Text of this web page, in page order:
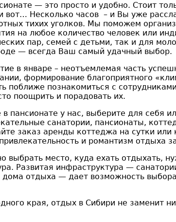
— это просто и удобно. Стоит
вот… Несколько часов – и Вы уже
тихих уголков. Мы поможем
на любое количество человек или
пар, семей с детьми, так и для
— всегда Ваш самый удачный выбор.
в январе – неотъемлемая часть
формирование благоприятного
поближе познакомиться с
поощрить и порадовать их.
пансионате у нас, выберите для себя
санатории, пансионаты,
заказ аренды коттеджа на сутки или
и романтизм отдыха
выбрать место, куда ехать отдыхать,
Развитая инфраструктура —
дома отдыха — дает возможность
края, отдых в Сибири не заменит